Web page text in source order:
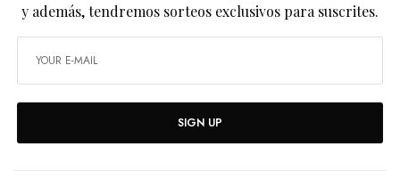
y además, tendremos sorteos exclusivos para suscrites.
SIGN UP